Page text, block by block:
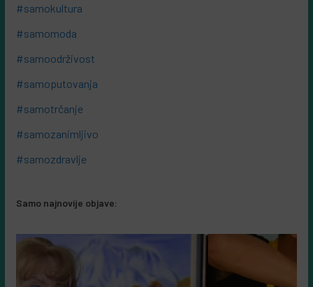
#samokultura
#samomoda
#samoodrživost
#samoputovanja
#samotrčanje
#samozanimljivo
#samozdravlje
Samo najnovije objave: